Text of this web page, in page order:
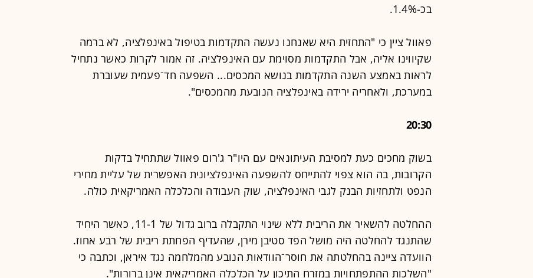
בכ-1.4%.
פאוול ציין כי "התחזית היא שאנחנו נעשה התקדמות בטיפול באינפלציה, לא ברמה
שקיווינו אליה, אבל התקדמות מסוימת עם האינפלציה. זה אמור לקרות כאשר נתחיל
לראות באמצע השנה התקדמות בנושא המכסים... השפעה חד־פעמית שעוברת
במערכת, ולאחריה ירידה באינפלציה הנובעת מהמכסים".
20:30
בשוק מחכים כעת למסיבת העיתונאים עם היו"ר ג'רום פאוול שתתחיל בדקות
הקרובות, בה הוא צפוי להתייחס להשפעה האינפלציונית האפשרית של עליית מחירי
הנפט ולתחזיות הבנק לגבי האינפלציה, שוק העבודה והכלכלה האמריקאית כולה.
ההחלטה להשאיר את הריבית ללא שינוי התקבלה ברוב גדול של 11-1, כאשר היחיד
שהתנגד להחלטה היה מושל הפד סטיבן מירן, שהעדיף הפחתת ריבית של רבע אחוז.
הוועדה ציינה בהחלטתה את חוסר־הוודאות הנובע מהמלחמה נגד איראן, וכתבה כי
"השלכות ההתפתחויות במזרח התיכון על הכלכלה האמריקאית אינן ברורות".